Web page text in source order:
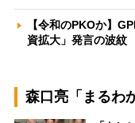
【令和のPKOか】
資拡大」発言の波
森口亮「まるわ